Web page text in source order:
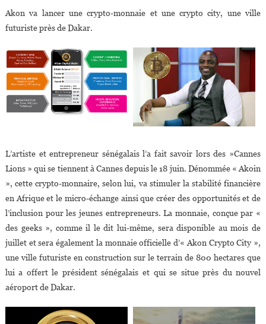
Akon va lancer une crypto-monnaie et une crypto city, une ville
futuriste près de Dakar.
L’artiste et entrepreneur sénégalais l’a fait savoir lors des »Cannes
Lions » qui se tiennent à Cannes depuis le 18 juin. Dénommée « Akoin
», cette crypto-monnaire, selon lui, va stimuler la stabilité financière
en Afrique et le micro-échange ainsi que créer des opportunités et de
l’inclusion pour les jeunes entrepreneurs. La monnaie, conçue par «
des geeks », comme il le dit lui-même, sera disponible au mois de
juillet et sera également la monnaie officielle d’« Akon Crypto City »,
une ville futuriste en construction sur le terrain de 800 hectares que
lui a offert le président sénégalais et qui se situe près du nouvel
aéroport de Dakar.